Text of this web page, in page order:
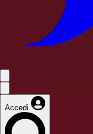
Accedi